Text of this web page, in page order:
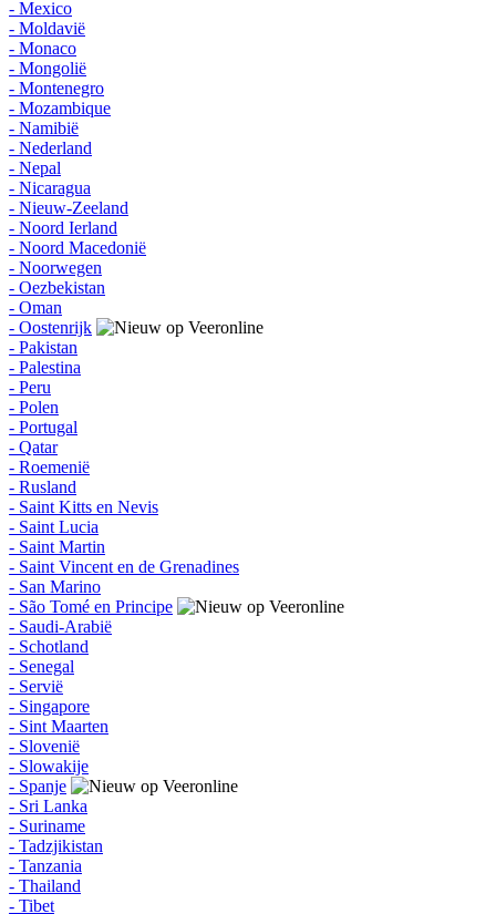
- Mexico
- Moldavië
- Monaco
- Mongolië
- Montenegro
- Mozambique
- Namibië
- Nederland
- Nepal
- Nicaragua
- Nieuw-Zeeland
- Noord Ierland
- Noord Macedonië
- Noorwegen
- Oezbekistan
- Oman
- Oostenrijk
- Pakistan
- Palestina
- Peru
- Polen
- Portugal
- Qatar
- Roemenië
- Rusland
- Saint Kitts en Nevis
- Saint Lucia
- Saint Martin
- Saint Vincent en de Grenadines
- San Marino
- São Tomé en Principe
- Saudi-Arabië
- Schotland
- Senegal
- Servië
- Singapore
- Sint Maarten
- Slovenië
- Slowakije
- Spanje
- Sri Lanka
- Suriname
- Tadzjikistan
- Tanzania
- Thailand
- Tibet